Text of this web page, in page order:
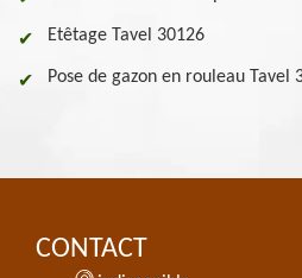
Etêtage Tavel 30126
Pose de gazon en rouleau Tavel
CONTACT